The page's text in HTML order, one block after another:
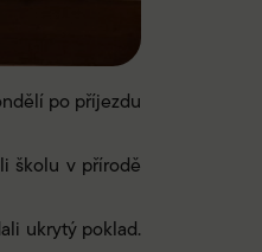
po příjezdu
školu v přírodě
ukrytý poklad.